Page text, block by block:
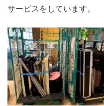
サービスをしています。